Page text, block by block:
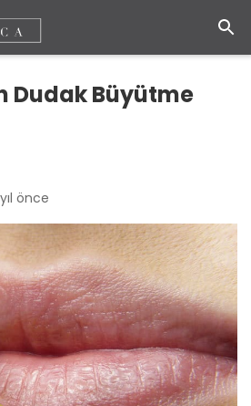
Dudak Büyütme
önce